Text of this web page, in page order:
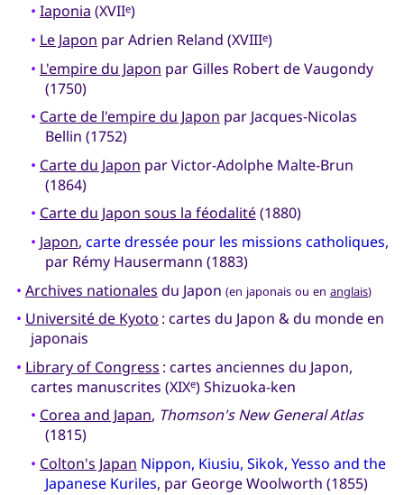
• Iaponia (XVIIe)
• Le Japon par Adrien Reland (XVIIIe)
• L'empire du Japon par Gilles Robert de Vaugondy
(1750)
• Carte de l'empire du Japon par Jacques-Nicolas
Bellin (1752)
• Carte du Japon par Victor-Adolphe Malte-Brun
(1864)
• Carte du Japon sous la féodalité(1880)
• Japon, carte dressée pour les missions catholiques,
par Rémy Hausermann (1883)
• Archives nationales du Japon (en japonais ou en anglais)
• Université de Kyoto : cartes du Japon & du monde en
japonais
• Library of Congress : cartes anciennes du Japon,
cartes manuscrites (XIXe) Shizuoka-ken
• Corea and Japan, Thomson's New General Atlas
(1815)
• Colton's Japan Nippon, Kiusiu, Sikok, Yesso and the
Japanese Kuriles, par George Woolworth (1855)